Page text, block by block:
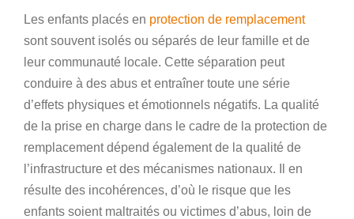
Les enfants placés en protection de remplacement
sont souvent isolés ou séparés de leur famille et de
leur communauté locale. Cette séparation peut
conduire à des abus et entraîner toute une série
d’effets physiques et émotionnels négatifs. La qualité
de la prise en charge dans le cadre de la protection de
remplacement dépend également de la qualité de
l’infrastructure et des mécanismes nationaux. Il en
résulte des incohérences, d’où le risque que les
enfants soient maltraités ou victimes d’abus, loin de